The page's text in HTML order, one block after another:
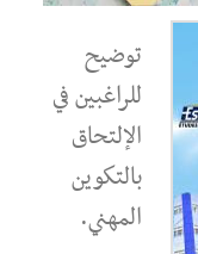
توضيح
للراغبين في
الإلتحاق
بالتكوين
المهني.